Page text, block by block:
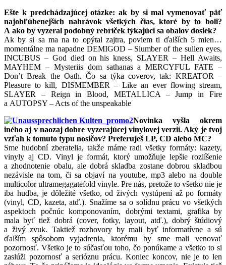
Ešte k predchádzajúcej otázke: ak by si mal vymenovať päť
najobľúbenejších nahrávok všetkých čias, ktoré by to boli?
A ako by vyzeral podobný rebríček týkajúci sa obalov dosiek?
Ak by si sa ma na to opýtal zajtra, poviem ti ďalších 5 mien…
momentálne ma napadne DEMIGOD – Slumber of the sullen eyes,
INCUBUS – God died on his kness, SLAYER – Hell Awaits,
MAYHEM – Mysteriis dom sathanas a MERCYFUL FATE –
Don’t Break the Oath. Čo sa týka coverov, tak: KREATOR –
Pleasure to kill, DISMEMBER – Like an ever flowing stream,
SLAYER – Reign in Blood, METALLICA – Jump in Fire
a AUTOPSY – Acts of the unspeakable
Novinka vyšla okrem
iného aj v naozaj dobre vyzerajúcej vinylovej verzií. Aký je tvoj
vzťah k tomuto typu nosičov? Preferuješ LP, CD alebo MC?
Sme hudobní zberatelia, takže máme radi všetky formáty: kazety,
vinyly aj CD. Vinyl je formát, ktorý umožňuje lepšie rozlíšenie
a zhodnotenie obalu, ale dobrá skladba zostane dobrou skladbou
nezávisle na tom, či sa objaví na youtube, mp3 alebo na double
multicolor ultramegagatefold vinyle. Pre nás, pretože to všetko nie je
iba hudba, je dôležité všetko, od živých vystúpení až po formáty
(vinyl, CD, kazeta, atď.). Snažíme sa o solídnu prácu vo všetkých
aspektoch počnúc komponovaním, dobrými textami, grafika by
mala byť tiež dobrá (cover, fotky, layout, atď.), dobrý štúdiový
a živý zvuk. Taktiež rozhovory by mali byť informatívne a sú
ďalším spôsobom vyjadrenia, ktorému by sme mali venovať
pozornosť. Všetko je to súčasťou toho, čo ponúkame a všetko to si
zaslúži pozornosť a serióznu prácu. Koniec koncov, nie je to len